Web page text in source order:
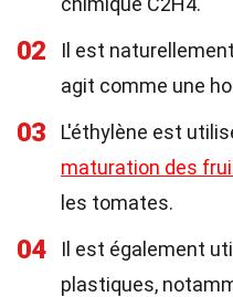
02
Il est
agit comme une
03
L'éthylène est
maturation des
les tomates.
04
Il est également
plastiques,